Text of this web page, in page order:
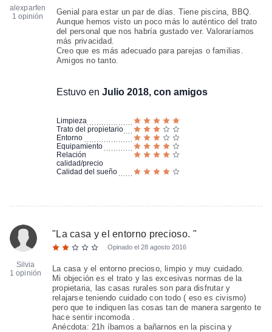
alexparfen
1 opinión
Genial para estar un par de días. Tiene piscina, BBQ.
Aunque hemos visto un poco más lo auténtico del trato
del personal que nos habría gustado ver. Valoraríamos
más privacidad.
Creo que es más adecuado para parejas o familias.
Amigos no tanto.
Estuvo en Julio 2018, con amigos
Limpieza
Trato del propietario
Entorno
Equipamiento
Relación
calidad/precio
Calidad del sueño
Silvia
1 opinión
" La casa y el entorno precioso. "
Opinado el 28 agosto 2016
La casa y el entorno precioso, limpio y muy cuidado.
Mi objeción es el trato y las excesivas normas de la
propietaria, las casas rurales son para disfrutar y
relajarse teniendo cuidado con todo ( eso es civismo)
pero que te indiquen las cosas tan de manera sargento te
hace sentir incomoda .
Anécdota: 21h íbamos a bañarnos en la piscina y